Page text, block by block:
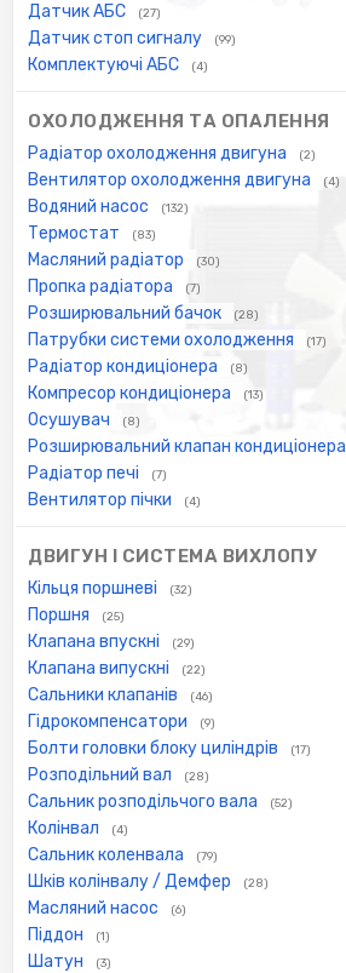
Датчик АБС (27)
Датчик стоп сигналу (99)
Комплектуючі АБС (4)
ОХОЛОДЖЕННЯ ТА ОПАЛЕННЯ
Радіатор охолодження двигуна (2)
Вентилятор охолодження двигуна (4)
Водяний насос (132)
Термостат (83)
Масляний радіатор (30)
Пропка радіатора (7)
Розширювальний бачок (28)
Патрубки системи охолодження (17)
Радіатор кондиціонера (8)
Компресор кондиціонера (13)
Осушувач (8)
Розширювальний клапан кондиціонера
Радіатор печі (7)
Вентилятор пічки (4)
ДВИГУН І СИСТЕМА ВИХЛОПУ
Кільця поршневі (32)
Поршня (25)
Клапана впускні (29)
Клапана випускні (22)
Сальники клапанів (46)
Гідрокомпенсатори (9)
Болти головки блоку циліндрів (17)
Розподільний вал (28)
Сальник розподільчого вала (52)
Колінвал (4)
Сальник коленвала (79)
Шків колінвалу / Демфер (28)
Масляний насос (6)
Піддон (1)
Шатун (3)